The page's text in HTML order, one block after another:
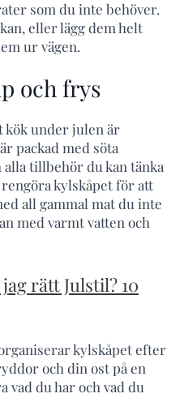
som du inte behöver.
eller lägg dem helt
ur vägen.
och frys
kök under julen är
packad med söta
alla tillbehör du kan tänka
kylskåpet för att
all gammal mat du inte
med varmt vatten och
rätt Julstil? 10
kylskåpet efter
och din ost på en
vad du har och vad du